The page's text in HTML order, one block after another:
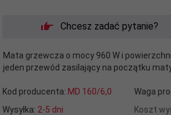
Chcesz zadać pytanie?
Mata grzewcza o mocy 960 W i
jeden przewód zasilający na początku
Kod producenta: MD 160/6,0 Waga
Wysyłka: 2-5 dni Koszt